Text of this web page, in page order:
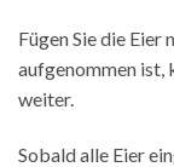
Fügen Sie die Eier
aufgenommen ist,
weiter.
Sobald alle Eier